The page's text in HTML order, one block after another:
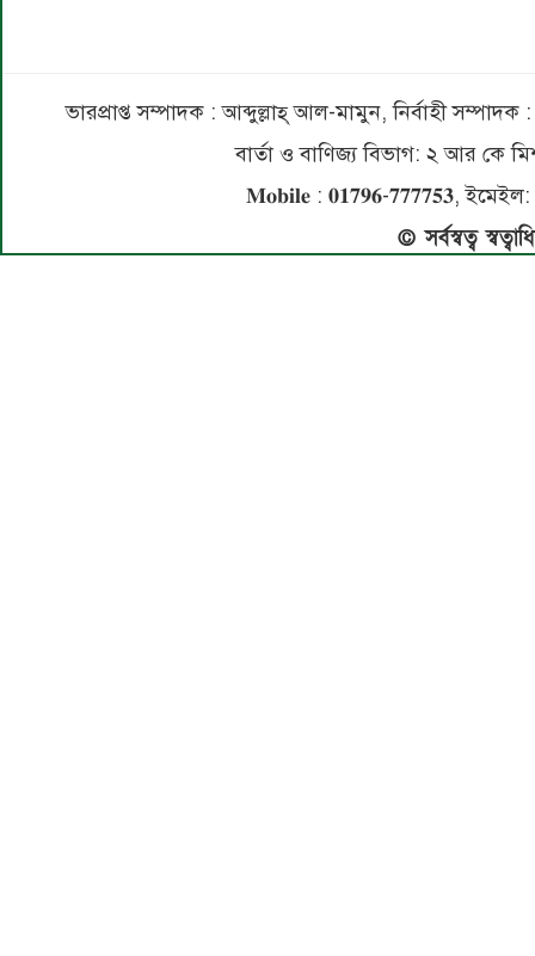
ভারপ্রাপ্ত সম্পাদক : আব্দুল্লাহ্ আল-মামুন, নির্বাহী
বার্তা ও বাণিজ্য বিভাগ: ২ আর কে
𝐌𝐨𝐛𝐢𝐥𝐞 : 𝟎𝟏𝟕𝟗𝟔-𝟕𝟕𝟕𝟕𝟓𝟑,
© সর্বস্বত্ব